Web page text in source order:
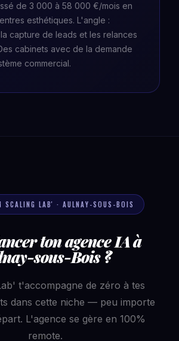
de 3 000 à 58 000 €/mois en
esthétiques. L'angle :
capture de leads et les relances
cabinets avec de la demande
commercial.
SCALING LAB' · AULNAY-SOUS-BOIS
ton agence IA à
sous-Bois ?
t'accompagne de zéro à tes
dans cette niche — peu importe
L'agence se gère en 100%
remote.